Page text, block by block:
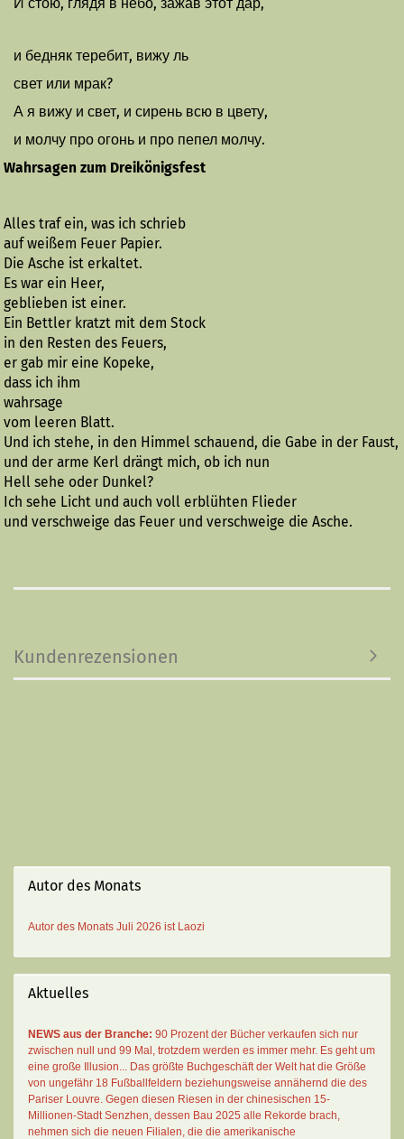
и бедняк теребит, вижу ль
свет или мрак?
А я вижу и свет, и сирень всю в цвету,
и молчу про огонь и про пепел молчу.
Wahrsagen zum Dreikönigsfest
Alles traf ein, was ich schrieb
auf weißem Feuer Papier.
Die Asche ist erkaltet.
Es war ein Heer,
geblieben ist einer.
Ein Bettler kratzt mit dem Stock
in den Resten des Feuers,
er gab mir eine Kopeke,
dass ich ihm
wahrsage
vom leeren Blatt.
Und ich stehe, in den Himmel schauend, die Gabe in der Faust,
und der arme Kerl drängt mich, ob ich nun
Hell sehe oder Dunkel?
Ich sehe Licht und auch voll erblühten Flieder
und verschweige das Feuer und verschweige die Asche.
Kundenrezensionen
Autor des Monats
Autor des Monats Juli 2026 ist Laozi
Aktuelles
NEWS aus der Branche: 90 Prozent der Bücher verkaufen sich nur
zwischen null und 99 Mal , trotzdem werden es immer mehr. Es geht um
eine große Illusion... Das größte Buchgeschäft der Welt hat die Größe
von ungefähr 18 Fußballfeldern beziehungsweise annähernd die des
Pariser Louvre. Gegen diesen Riesen in der chinesischen 15-
Millionen-Stadt Senzhen, dessen Bau 2025 alle Rekorde brach,
nehmen sich die neuen Filialen, die die amerikanische